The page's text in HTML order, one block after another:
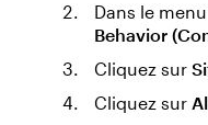
Dans le menu
Behavior
Cliquez sur
Cliquez sur